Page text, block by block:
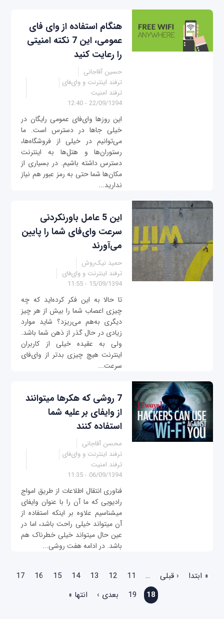
هنگام استفاده از وای فای
عمومی، این 7 نکته امنیتی
را رعایت کنید
حسین آقاجانی
ترفند اینترنت و وای‌فای
ترفند امنیت
22/09/1394 - 12:40
این روزها وای‌فای عمومی رایگان در
خیلی جاها در دسترس است. ما
می‌توانیم در خیلی از فروشگاه‌ها،
رستوران‌ها و هتل‌ها به اینترنت
دسترس داشته باشیم. در بسیاری از
مکان‌ها شما حتی به رمز عبور هم نیاز
ندارید...
این 5 عامل باورنکردنی
سرعت وای‌فای شما را پایین
می‌آورند
حمید نیک‌روش
ترفند اینترنت و وای‌فای
15/09/1394 - 11:55
تا حالا به این فکر کرده‌اید که چه
چیزی اعصاب شما را بیش از هر چیز
دیگری به‌هم می‌ریزد؟ شاید موارد
زیادی در حال گذر از ذهن شما باشد.
ولی به عقیده خیلی از کاربران
اینترنت هیچ چیزی بدتر از وای‌فای
سرعت...
7 روشی که هکرها می‎‎توانند
از وای‎فای بر عليه شما
استفاده کنند
محسن آقاجانی
ترفند اینترنت و وای‌فای
ترفند امنیت
06/09/1394 - 11:35
فناوری انتقال اطلاعات از طریق امواج
رادیویی که ما آن را با عنوان وای‎فای
می‎شناسیم علاوه بر اینکه استفاده از
آن می‎تواند خیلی راحت باشد، اما در
عين حال می‎تواند خیلی خطرناک هم
باشد. در ادامه هفت روشی...
« ابتدا ‹ قبلی …
11
12
13
14
15
16
17
18
19 بعدی › انتها »